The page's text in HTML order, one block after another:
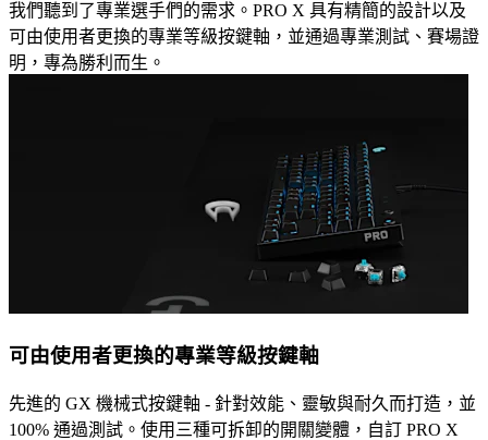
我們聽到了專業選手們的需求。PRO X 具有精簡的設計以及
可由使用者更換的專業等級按鍵軸，並通過專業測試、賽場證
明，專為勝利而生。
可由使用者更換的專業等級按鍵軸
先進的 GX 機械式按鍵軸 - 針對效能、靈敏與耐久而打造，並
100% 通過測試。使用三種可拆卸的開關變體，自訂 PRO X